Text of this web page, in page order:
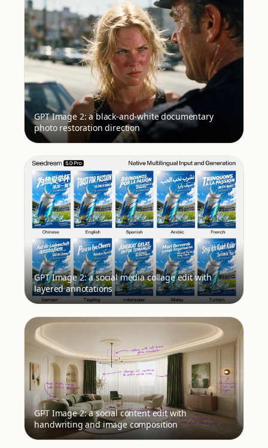
GPT Image 2: a black-and-white documentary
photo restoration direction
GPT Image 2: a social media collage edit with
layered annotations
GPT Image 2: a social content edit with
handwriting and image composition